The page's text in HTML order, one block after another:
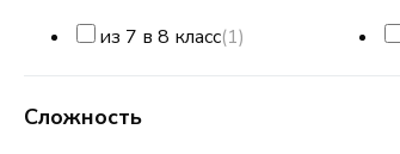
из 7 в 8 класс(1)
Сложность